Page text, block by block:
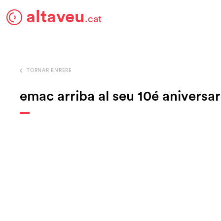
altaveu.cat
TORNAR ENRERE
emac arriba al seu 10é